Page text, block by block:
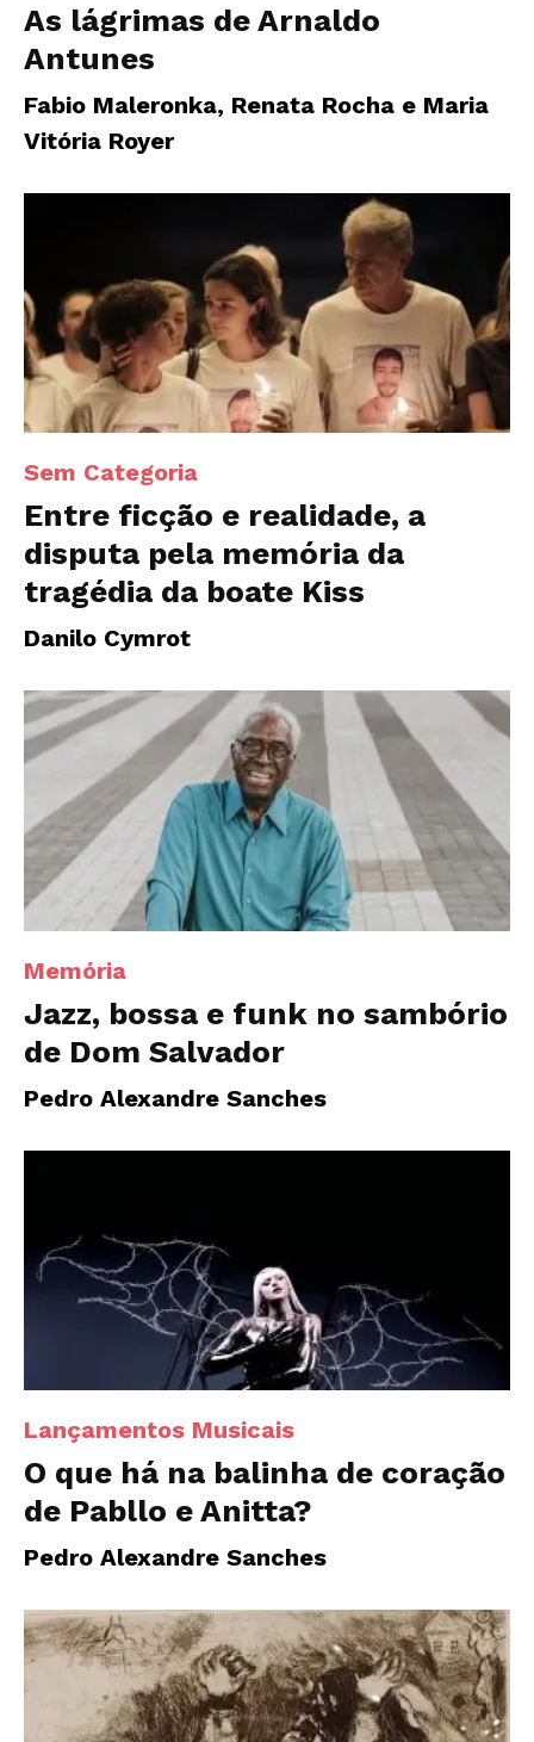
As lágrimas de Arnaldo
Antunes
Fabio Maleronka, Renata Rocha e Maria
Vitória Royer
Sem Categoria
Entre ficção e realidade, a
disputa pela memória da
tragédia da boate Kiss
Danilo Cymrot
Memória
Jazz, bossa e funk no sambório
de Dom Salvador
Pedro Alexandre Sanches
Lançamentos Musicais
O que há na balinha de coração
de Pabllo e Anitta?
Pedro Alexandre Sanches